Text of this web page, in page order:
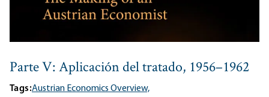
Parte V: Aplicación del tratado, 1956–1962
Tags:Austrian Economics Overview,